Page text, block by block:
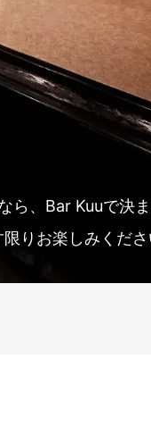
ら、Bar Kuuで決
りお楽しみくだ